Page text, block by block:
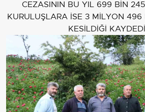
CEZASININ BU YIL 699 BİN
KURULUŞLARA İSE 3 MİLYON
KESİLDİĞİ